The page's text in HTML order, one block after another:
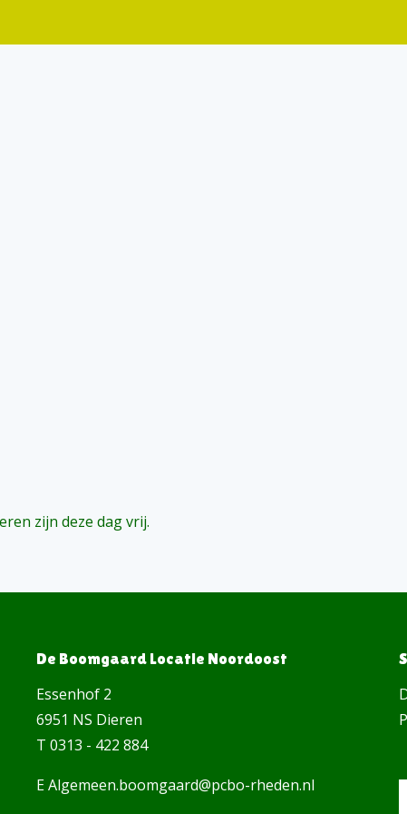
zijn deze dag vrij.
De Boomgaard Locatie Noordoost
Essenhof 2
6951 NS Dieren
T 0313 - 422 884
E Algemeen.boomgaard@pcbo-rheden.nl